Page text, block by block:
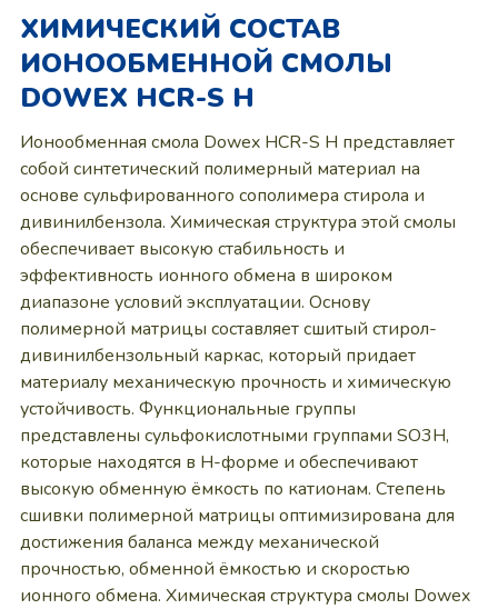
ХИМИЧЕСКИЙ СОСТАВ
ИОНООБМЕННОЙ СМОЛЫ
DOWEX HCR-S H
Ионообменная смола Dowex HCR-S H представляет
собой синтетический полимерный материал на
основе сульфированного сополимера стирола и
дивинилбензола. Химическая структура этой смолы
обеспечивает высокую стабильность и
эффективность ионного обмена в широком
диапазоне условий эксплуатации. Основу
полимерной матрицы составляет сшитый стирол-
дивинилбензольный каркас, который придает
материалу механическую прочность и химическую
устойчивость. Функциональные группы
представлены сульфокислотными группами SO3H,
которые находятся в Н-форме и обеспечивают
высокую обменную ёмкость по катионам. Степень
сшивки полимерной матрицы оптимизирована для
достижения баланса между механической
прочностью, обменной ёмкостью и скоростью
ионного обмена. Химическая структура смолы Dowex